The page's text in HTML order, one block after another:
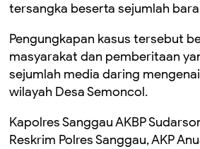
tersangka beserta sejumlah
Pengungkapan kasus tersebut
masyarakat dan pemberitaan
sejumlah media daring
wilayah Desa Semoncol.
Kapolres Sanggau AKBP
Reskrim Polres Sanggau, AKP